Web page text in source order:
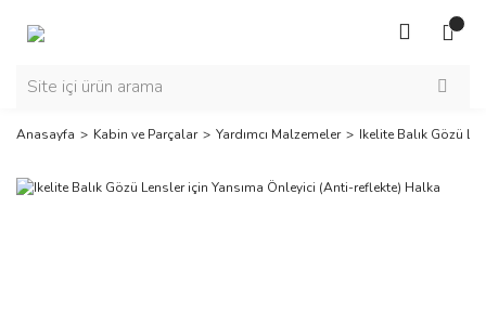
Anasayfa Kabin ve Parçalar Yardımcı Malzemeler Ikelite Balık Gözü